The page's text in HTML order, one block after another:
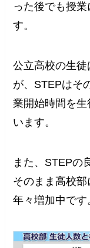
った後でも授
す。
公立高校の生
が、STEPはそ
業開始時間を
います。
また、STEPの
そのまま高校
年々増加中です